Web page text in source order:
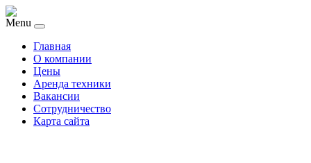
Menu
Главная
О компании
Цены
Аренда техники
Вакансии
Сотрудничество
Карта сайта